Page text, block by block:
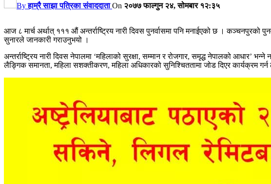
Byहाम्रै साझा पत्रिका संवाददाता On २०७७ फाल्गुन २४, सोमबार १२:३५
आज ८ मार्च अर्थात् १११ औं अन्तर्राष्ट्रिय नारी दिवस पुनर्वासमा पनि मनाईएको छ । कञ्चनपुरको
सुनारले जानकारी गराउनुभयो ।
अन्तर्राष्ट्रिय नारी दिवस नेपालमा ‘महिलाको सुरक्षा, सम्मान र रोजगार, समृद्ध नेपालको आधार’ भन्ने
लैङ्गिक समानता, महिला सशक्तीकरण, महिला अधिकारको सुनिश्चिततामा जोड दिएर कार्यक्रम